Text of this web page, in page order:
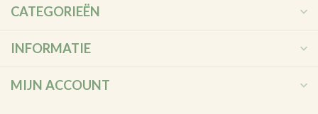
CATEGORIEËN
INFORMATIE
MIJN ACCOUNT